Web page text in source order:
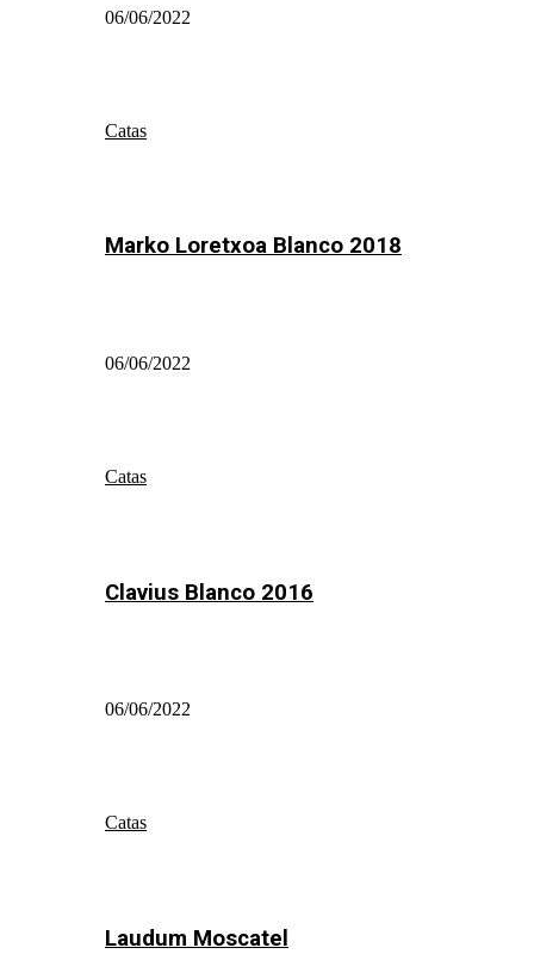
06/06/2022
Catas
Marko Loretxoa Blanco 2018
06/06/2022
Catas
Clavius Blanco 2016
06/06/2022
Catas
Laudum Moscatel